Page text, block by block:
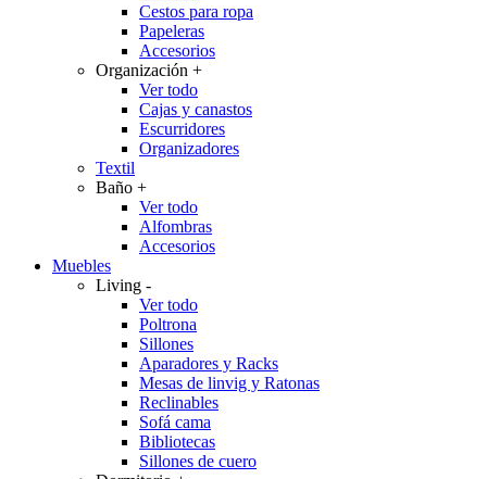
Cestos para ropa
Papeleras
Accesorios
Organización +
Ver todo
Cajas y canastos
Escurridores
Organizadores
Textil
Baño +
Ver todo
Alfombras
Accesorios
Muebles
Living -
Ver todo
Poltrona
Sillones
Aparadores y Racks
Mesas de linvig y Ratonas
Reclinables
Sofá cama
Bibliotecas
Sillones de cuero